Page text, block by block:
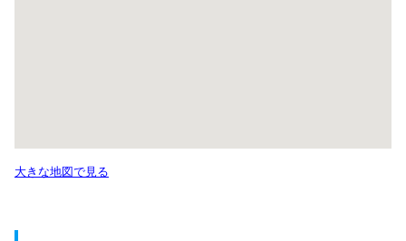
大きな地図で見る